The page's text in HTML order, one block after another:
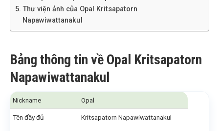
Thư viện ảnh của Opal Kritsapatorn
Napawiwattanakul
Bảng thông tin về Opal Kritsapatorn
Napawiwattanakul
Nickname Opal
Tên đầy đủ Kritsapatorn Napawiwattanakul